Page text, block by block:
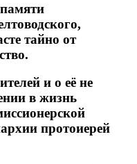
тайно от
и о её не
в жизнь
протоиерей